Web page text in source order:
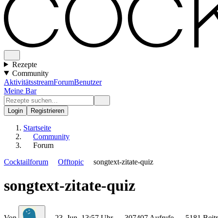
Rezepte
Community
AktivitätsstreamForumBenutzer
Meine Bar
Login Registrieren
Startseite
Community
Forum
Cocktailforum
Offtopic songtext-zitate-quiz
songtext-zitate-quiz